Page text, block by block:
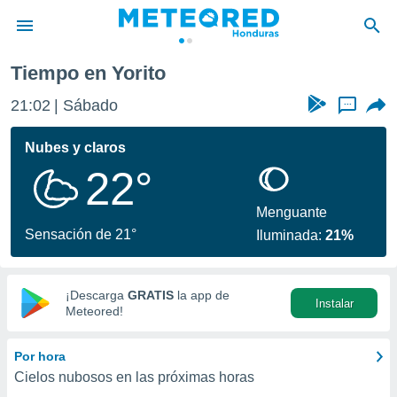
de
ha sido
calidad.
a este
las
y
digital
basada
Tiempo en Yorito
21:02 Sábado ...
Nubes y claros
22°
Sensación de 21°
Menguante
Iluminada:21%
¡Descarga GRATIS la app de
Meteored!
Instalar
Por hora
Cielos nubosos en las próximas horas